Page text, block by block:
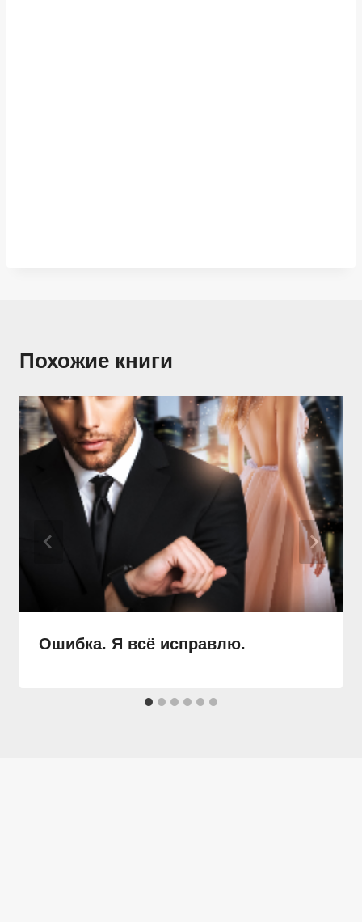
Похожие книги
Ошибка. Я всё исправлю.